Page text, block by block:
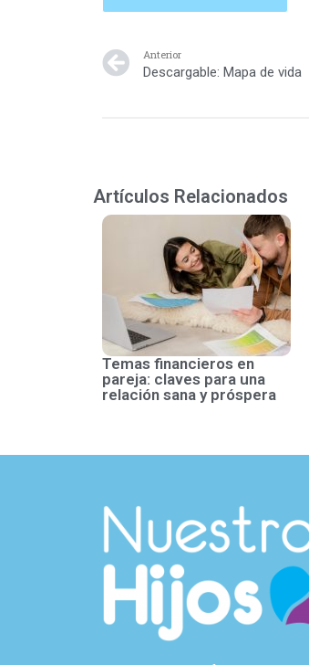
Anterior
Descargable: Mapa de vida
Artículos Relacionados
Temas financieros en
pareja: claves para una
relación sana y próspera